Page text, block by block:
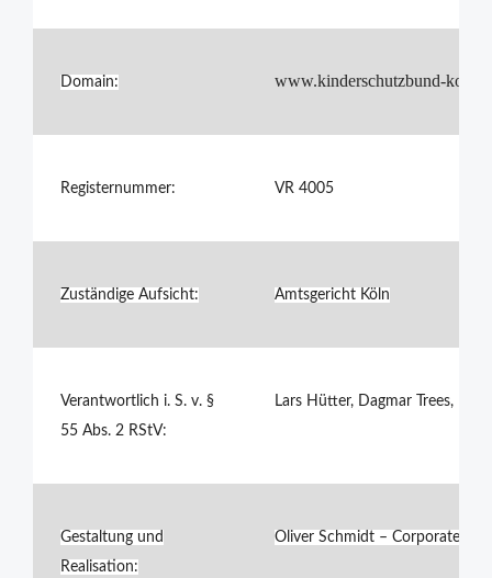
Domain: www.kinderschutzbund-
Registernummer: VR 4005
Zuständige Aufsicht: Amtsgericht Köln
Verantwortlich i. S. v. §
55 Abs. 2 RStV:
Lars Hütter, Dagmar Trees,
Gestaltung und
Realisation:
Oliver Schmidt –